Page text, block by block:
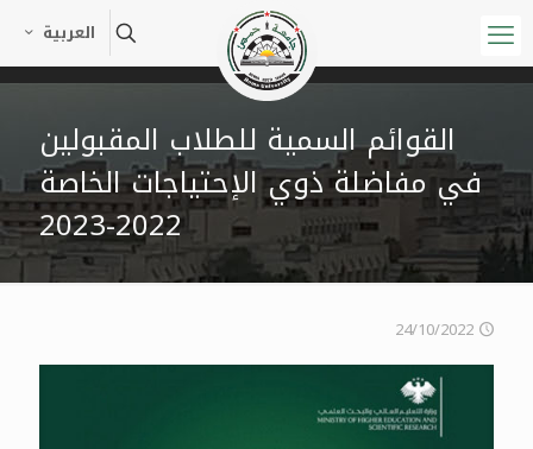
العربية
القوائم السمية للطلاب المقبولين
في مفاضلة ذوي الإحتياجات الخاصة
2022-2023
24/10/2022